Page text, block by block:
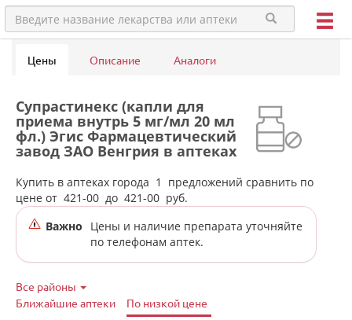
Цены Описание Аналоги
Супрастинекс (капли для
приема внутрь 5 мг/мл 20 мл
фл.) Эгис Фармацевтический
завод ЗАО Венгрия в аптеках
города Нижней Туры
Купить в аптеках города 1
предложений сравнить по
цене от 421-00 до 421-00 руб.
Важно
Цены и наличие препарата уточняйте
по телефонам аптек.
Все районы
Ближайшие аптеки
По низкой цене